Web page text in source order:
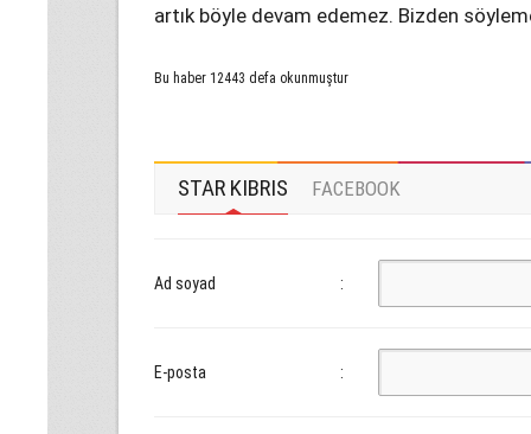
artık böyle devam edemez. Bizden
Bu haber 12443 defa okunmuştur
STAR KIBRIS FACEBOOK
Ad soyad :
E-posta :